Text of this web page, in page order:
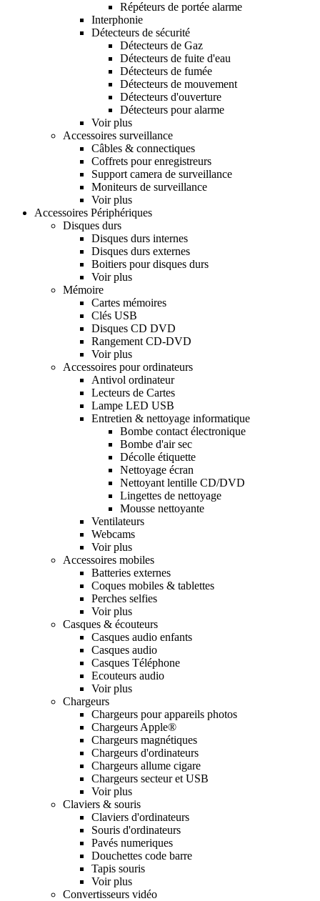
Répéteurs de portée alarme
Interphonie
Détecteurs de sécurité
Détecteurs de Gaz
Détecteurs de fuite d'eau
Détecteurs de fumée
Détecteurs de mouvement
Détecteurs d'ouverture
Détecteurs pour alarme
Voir plus
Accessoires surveillance
Câbles & connectiques
Coffrets pour enregistreurs
Support camera de surveillance
Moniteurs de surveillance
Voir plus
Accessoires Périphériques
Disques durs
Disques durs internes
Disques durs externes
Boitiers pour disques durs
Voir plus
Mémoire
Cartes mémoires
Clés USB
Disques CD DVD
Rangement CD-DVD
Voir plus
Accessoires pour ordinateurs
Antivol ordinateur
Lecteurs de Cartes
Lampe LED USB
Entretien & nettoyage informatique
Bombe contact électronique
Bombe d'air sec
Décolle étiquette
Nettoyage écran
Nettoyant lentille CD/DVD
Lingettes de nettoyage
Mousse nettoyante
Ventilateurs
Webcams
Voir plus
Accessoires mobiles
Batteries externes
Coques mobiles & tablettes
Perches selfies
Voir plus
Casques & écouteurs
Casques audio enfants
Casques audio
Casques Téléphone
Ecouteurs audio
Voir plus
Chargeurs
Chargeurs pour appareils photos
Chargeurs Apple®
Chargeurs magnétiques
Chargeurs d'ordinateurs
Chargeurs allume cigare
Chargeurs secteur et USB
Voir plus
Claviers & souris
Claviers d'ordinateurs
Souris d'ordinateurs
Pavés numeriques
Douchettes code barre
Tapis souris
Voir plus
Convertisseurs vidéo